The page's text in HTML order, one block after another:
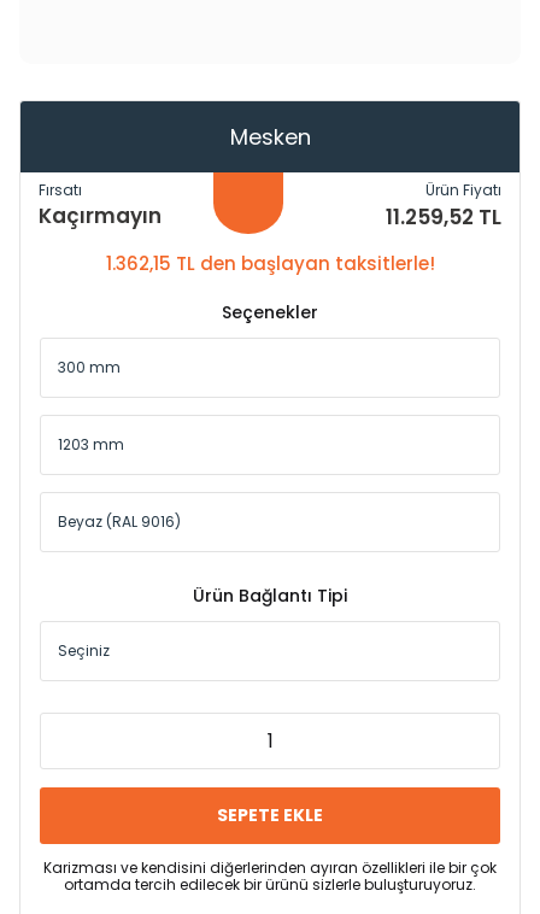
Mesken
Fırsatı
Kaçırmayın
Ürün Fiyatı
11.259,52 TL
1.362,15 TL den başlayan taksitlerle!
Seçenekler
Ürün Bağlantı Tipi
SEPETE EKLE
Karizması ve kendisini diğerlerinden ayıran özellikleri ile bir çok
ortamda tercih edilecek bir ürünü sizlerle buluşturuyoruz.